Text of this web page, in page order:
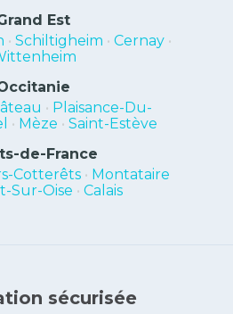
Est
• Schiltigheim • Cernay•
• Plaisance-Du-
• Mèze •Saint-Estève
de-France
Cotterêts • Montataire
Sur-Oise •Calais
sécurisée